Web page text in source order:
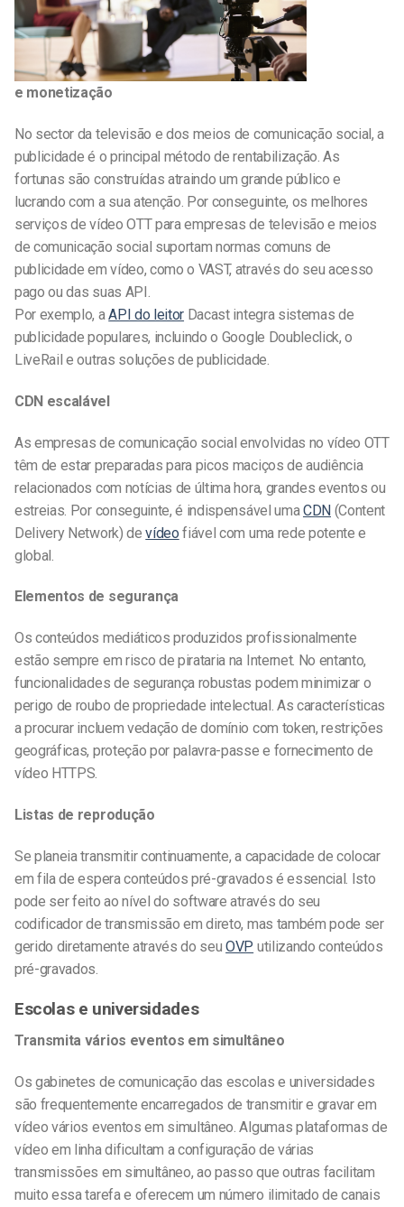
e monetização
No sector da televisão e dos meios de comunicação social, a
publicidade é o principal método de rentabilização. As
fortunas são construídas atraindo um grande público e
lucrando com a sua atenção. Por conseguinte, os melhores
serviços de vídeo OTT para empresas de televisão e meios
de comunicação social suportam normas comuns de
publicidade em vídeo, como o VAST, através do seu acesso
pago ou das suas API.
Por exemplo, aAPI do leitor Dacast integra sistemas de
publicidade populares, incluindo o Google Doubleclick, o
LiveRail e outras soluções de publicidade.
CDN escalável
As empresas de comunicação social envolvidas no vídeo OTT
têm de estar preparadas para picos maciços de audiência
relacionados com notícias de última hora, grandes eventos ou
estreias. Por conseguinte, é indispensável umaCDN (Content
Delivery Network) devídeo fiável com uma rede potente e
global.
Elementos de segurança
Os conteúdos mediáticos produzidos profissionalmente
estão sempre em risco de pirataria na Internet. No entanto,
funcionalidades de segurança robustas podem minimizar o
perigo de roubo de propriedade intelectual. As características
a procurar incluem vedação de domínio com token, restrições
geográficas, proteção por palavra-passe e fornecimento de
vídeo HTTPS.
Listas de reprodução
Se planeia transmitir continuamente, a capacidade de colocar
em fila de espera conteúdos pré-gravados é essencial. Isto
pode ser feito ao nível do software através do seu
codificador de transmissão em direto, mas também pode ser
gerido diretamente através do seuOVP utilizando conteúdos
pré-gravados.
Escolas e universidades
Transmita vários eventos em simultâneo
Os gabinetes de comunicação das escolas e universidades
são frequentemente encarregados de transmitir e gravar em
vídeo vários eventos em simultâneo. Algumas plataformas de
vídeo em linha dificultam a configuração de várias
transmissões em simultâneo, ao passo que outras facilitam
muito essa tarefa e oferecem um número ilimitado de canais